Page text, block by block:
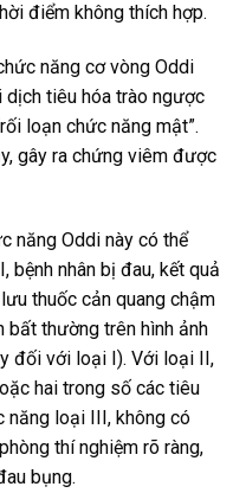
điểm không thích hợp.
năng cơ vòng Oddi
dịch tiêu hóa trào ngược
loạn chức năng mật”.
gây ra chứng viêm được
năng Oddi này có thể
bệnh nhân bị đau, kết quả
thuốc cản quang chậm
bất thường trên hình ảnh
đối với loại I). Với loại II,
hai trong số các tiêu
năng loại III, không có
thí nghiệm rõ ràng,
bụng.